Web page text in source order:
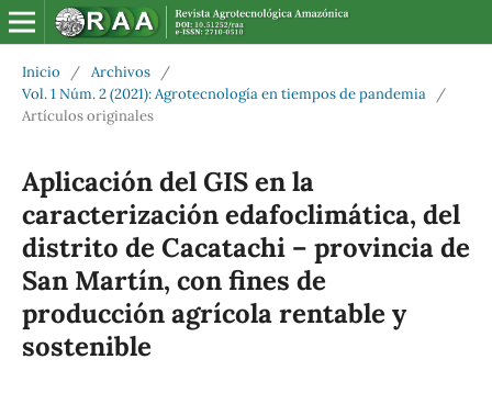
Inicio / Archivos
/
Vol. 1 Núm. 2 (2021): Agrotecnología en tiempos de pandemia
/
Artículos originales
Aplicación del GIS en la
caracterización edafoclimática, del
distrito de Cacatachi – provincia de
San Martín, con fines de
producción agrícola rentable y
sostenible